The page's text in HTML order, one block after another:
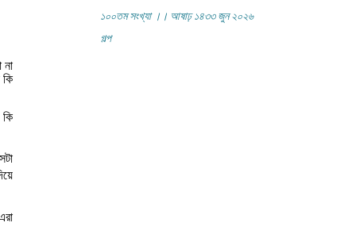
১০০তম সংখ্যা ।। আষাঢ় ১৪৩৩ জুন ২০২৬
গল্প